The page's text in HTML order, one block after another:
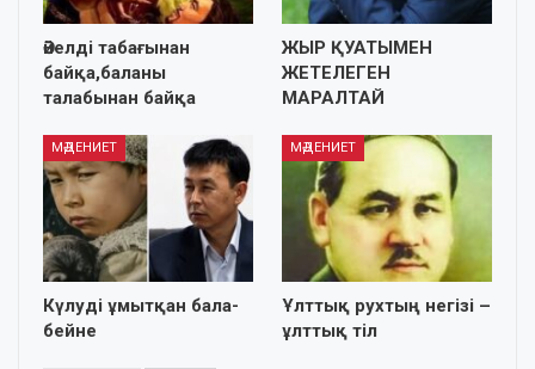
Әйелді табағынан
байқа,баланы
талабынан байқа
ЖЫР ҚУАТЫМЕН
ЖЕТЕЛЕГЕН
МАРАЛТАЙ
МӘДЕНИЕТ
Күлуді ұмытқан бала-
бейне
МӘДЕНИЕТ
Ұлттық рухтың негiзi –
ұлттық тiл